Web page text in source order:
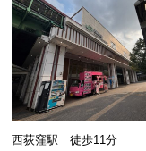
西荻窪駅 徒歩11分